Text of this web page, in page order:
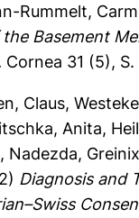
Rummelt,
Basement
Cornea 31 (5),
Claus,
Anita,
Nadezda,
Diagnosis and